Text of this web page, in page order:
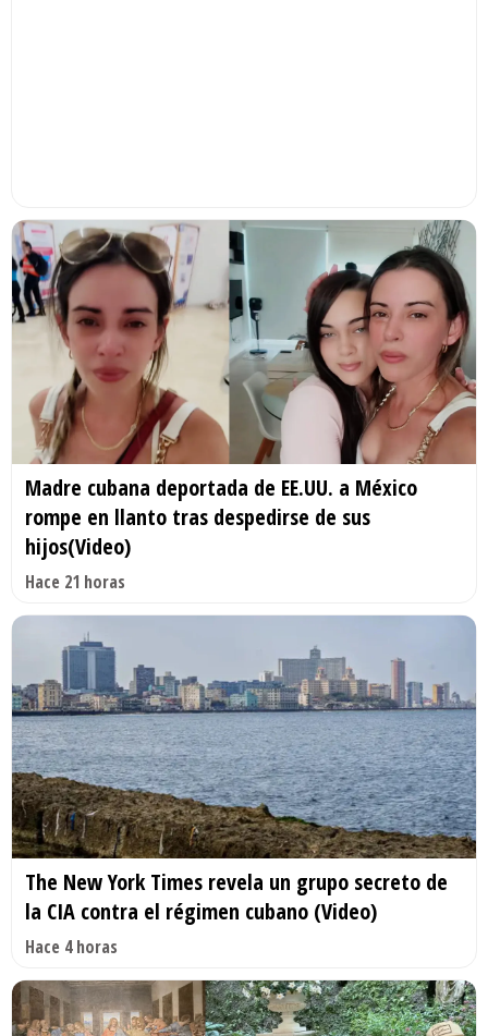
Madre cubana deportada de EE.UU. a México
rompe en llanto tras despedirse de sus
hijos(Video)
Hace 21 horas
The New York Times revela un grupo secreto de
la CIA contra el régimen cubano (Video)
Hace 4 horas